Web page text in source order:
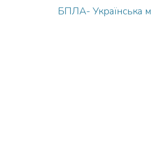
БПЛА- Українська